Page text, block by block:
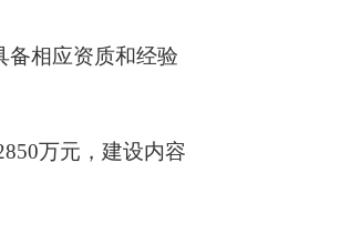
备相应资质和经验
万元，建设内容